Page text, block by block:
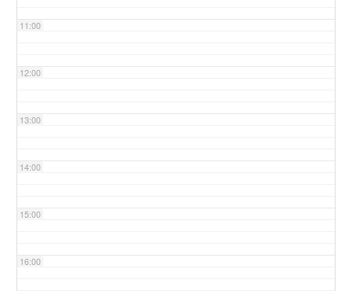
11:00
12:00
13:00
14:00
15:00
16:00